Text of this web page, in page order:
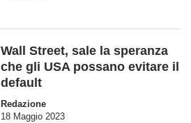
Wall Street, sale la speranza
che gli USA possano evitare il
default
Redazione
18 Maggio 2023